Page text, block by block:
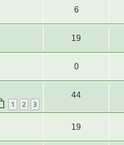
6
19
0
1 2 3
44
19